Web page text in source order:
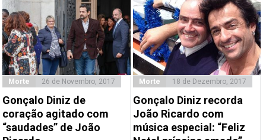
Morte 26 de Novembro, 2017
Gonçalo Diniz de
coração agitado com
“saudades” de João
Morte 18 de Dezembro, 2017
Gonçalo Diniz recorda
João Ricardo com
música especial: “Feliz